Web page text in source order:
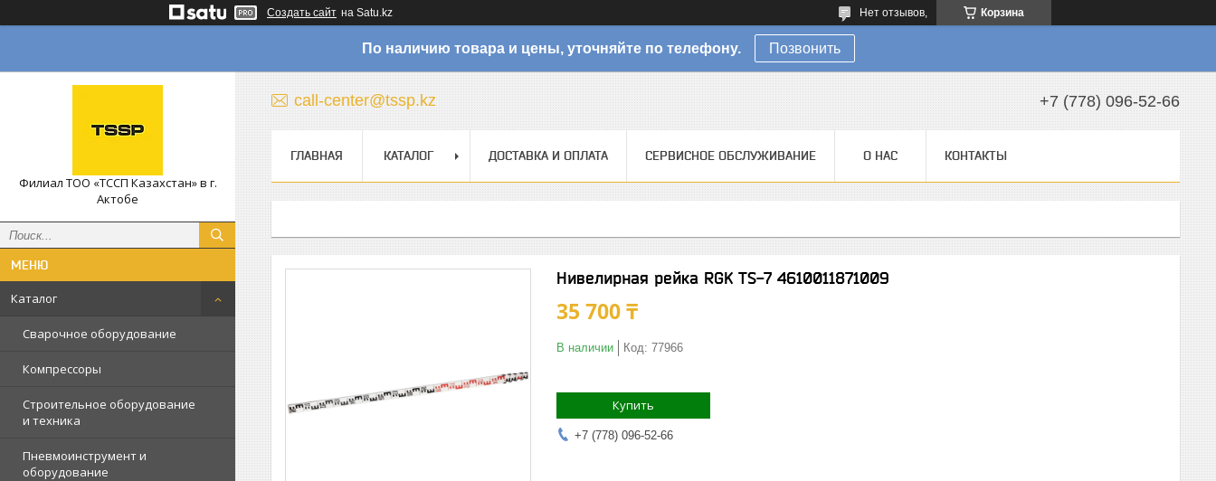
Создать сайт на Satu.kz Корзина
Нет отзывов,
По наличию товара и цены, уточняйте по телефону. Позвонить
Филиал ТОО «ТССП Казахстан» в г.
Актобе
Каталог
Сварочное оборудование
Компрессоры
Строительное оборудование
и техника
Пневмоинструмент и
оборудование
call-center@tssp.kz +7 (778) 096-52-66
ГЛАВНАЯ КАТАЛОГ ДОСТАВКА И ОПЛАТА СЕРВИСНОЕ ОБСЛУЖИВАНИЕ О НАС КОНТАКТЫ
Нивелирная рейка RGK TS-7 4610011871009
35 700 ₸
В наличии Код: 77966
Купить
+7 (778) 096-52-66